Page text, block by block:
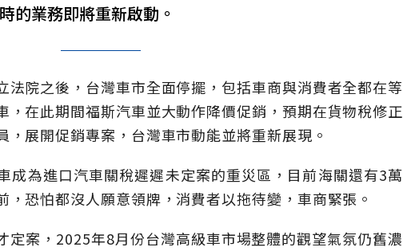
的業務即將重新啟動。
法院之後，台灣車市全面停擺，包括車商與消費者全都在等
，在此期間福斯汽車並大動作降價促銷，預期在貨物稅修正
展開促銷專案，台灣車市動能並將重新展現。
成為進口汽車關稅遲遲未定案的重災區，目前海關還有3萬
恐怕都沒人願意領牌，消費者以拖待變，車商緊張。
定案，2025年8月份台灣高級車市場整體的觀望氣氛仍舊濃